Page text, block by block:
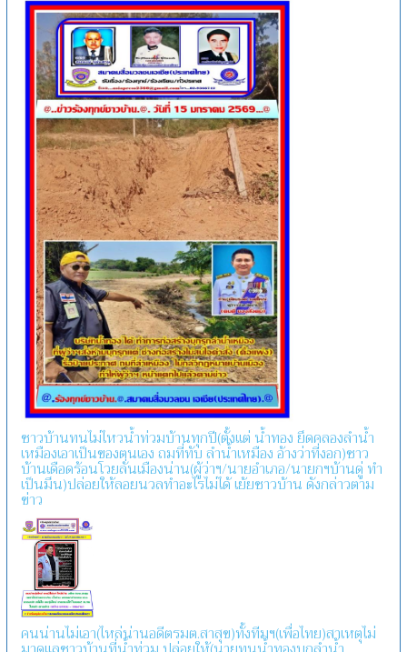
ชาวบ้านทนไม่ไหวน้ำท่วมบ้านทุกปี(ตั้งแต่ น้ำทอง ยึดคลองลำน้ำ
เหมืองเอาเป็นของตนเอง ถมที่ทับ ลำน้ำเหมือง อ้างว่าที่งอก)ชาว
บ้านเดือดร้อนโวยลั่นเมืองน่าน(ผู้ว่าฯ/นายอำเภอ/นายกฯบ้านดู่ ทำ
เป็นมึน)ปล่อยให้ลอยนวลทำอะไรไม่ได้ เย้ยชาวบ้าน ดังกล่าวตาม
ข่าว
คนน่านไม่เอา(ไหล่น่านอดีตรมต.สาสุข)ทั้งทีมฯ(เพื่อไทย)สาเหตุไม่